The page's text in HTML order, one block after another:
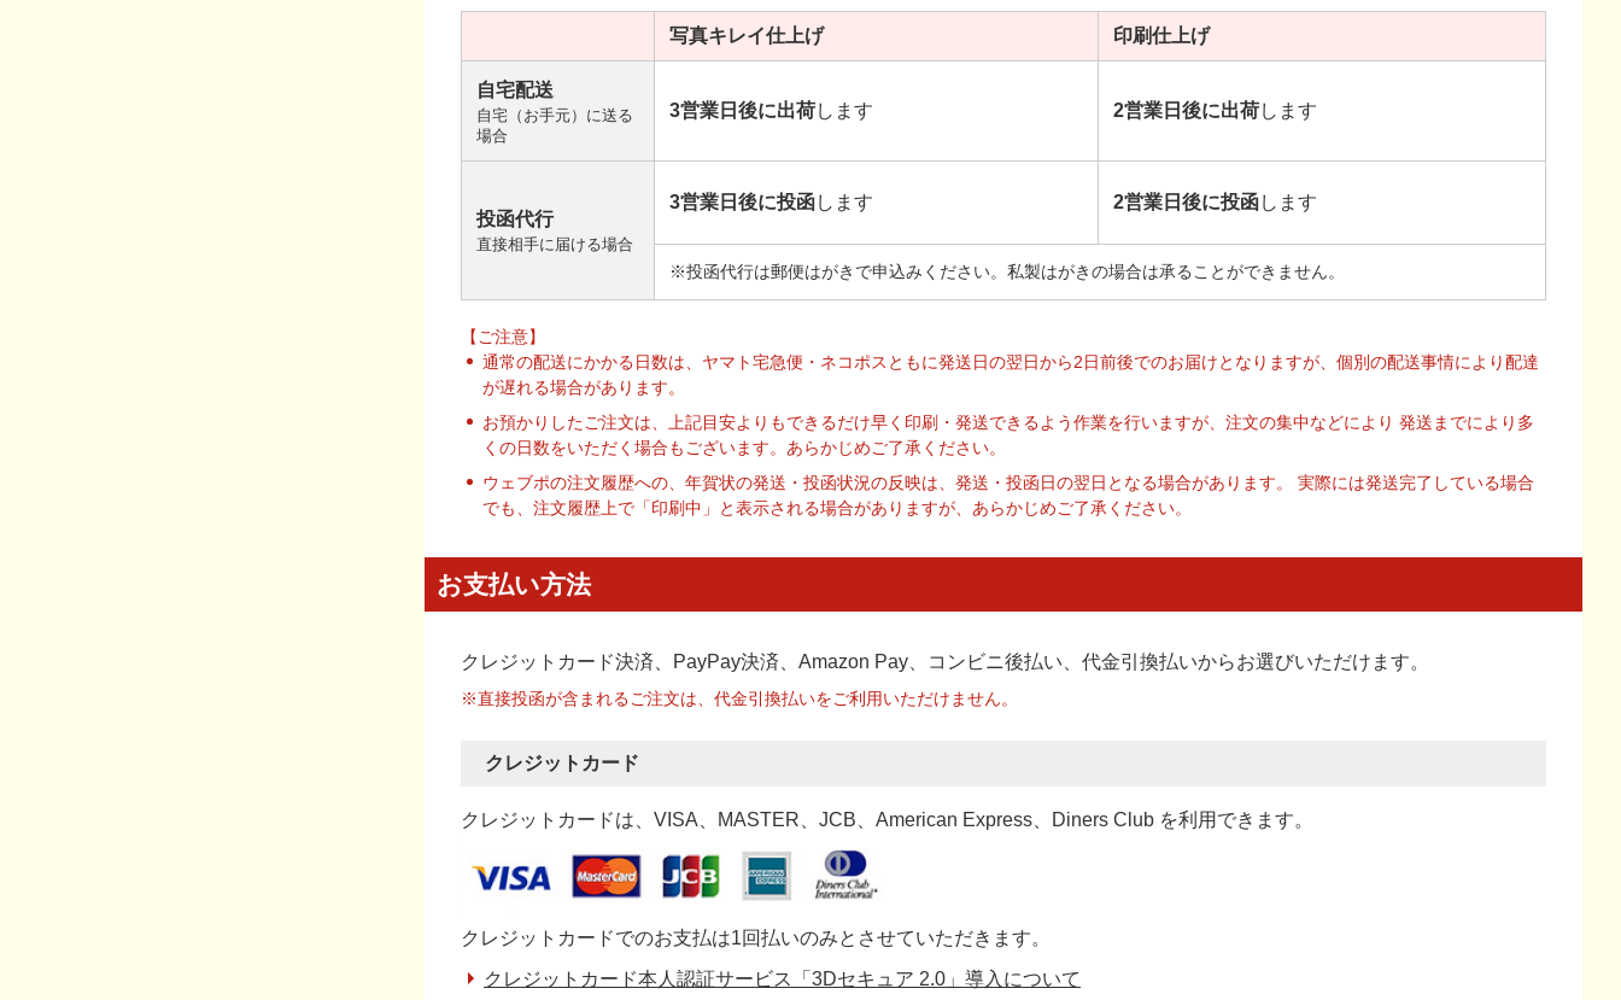
写真キレイ仕上げ 印刷仕上げ
自宅配送
自宅（お手元）に送る
場合
3営業日後に出荷します 2営業日後に出荷します
投函代行
直接相手に届ける場合
3営業日後に投函します 2営業日後に投函します
※投函代行は郵便はがきで申込みください。私製はがきの場合は承ることができません。
【ご注意】
通常の配送にかかる日数は、ヤマト宅急便・ネコポスともに発送日の翌日から2日前後でのお届けとなりますが、個別の配送事情により配達
が遅れる場合があります。
お預かりしたご注文は、上記目安よりもできるだけ早く印刷・発送できるよう作業を行いますが、注文の集中などにより 発送までにより多
くの日数をいただく場合もございます。あらかじめご了承ください。
ウェブポの注文履歴への、年賀状の発送・投函状況の反映は、発送・投函日の翌日となる場合があります。 実際には発送完了している場合
でも、注文履歴上で「印刷中」と表示される場合がありますが、あらかじめご了承ください。
お支払い方法
クレジットカード決済、PayPay決済 、Amazon Pay、コンビニ後払い、代金引換払いからお選びいただけます。
※直接投函が含まれるご注文は、代金引換払いをご利用いただけません。
クレジットカード
クレジットカードは、VISA、MASTER、JCB、American Express、Diners Club を利用できます。
クレジットカードでのお支払は1回払いのみとさせていただきます。
クレジットカード本人認証サービス「3Dセキュア 2.0」導入について